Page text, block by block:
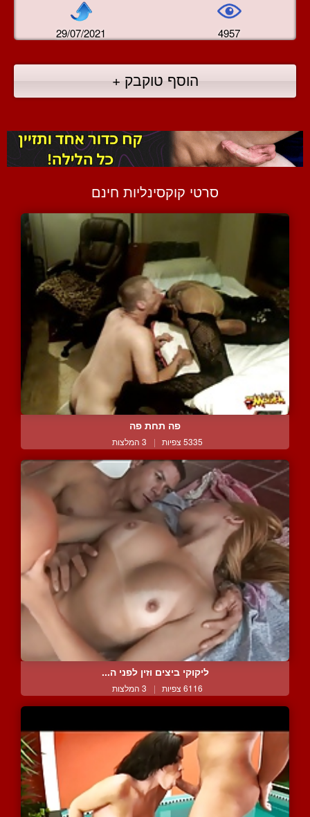
29/07/2021 4957
הוסף טוקבק +
סרטי קוקסינליות חינם
פה תחת פה
5335 צפיות | 3 המלצות
ליקוקי ביצים וזין לפני ה...
6116 צפיות | 3 המלצות